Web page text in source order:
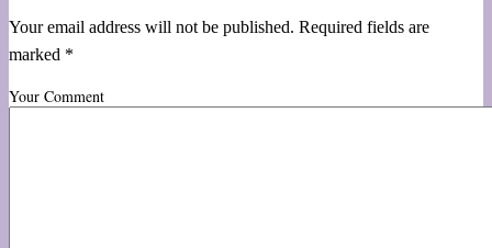
Your email address will not be published. Required fields are
marked *
Your Comment